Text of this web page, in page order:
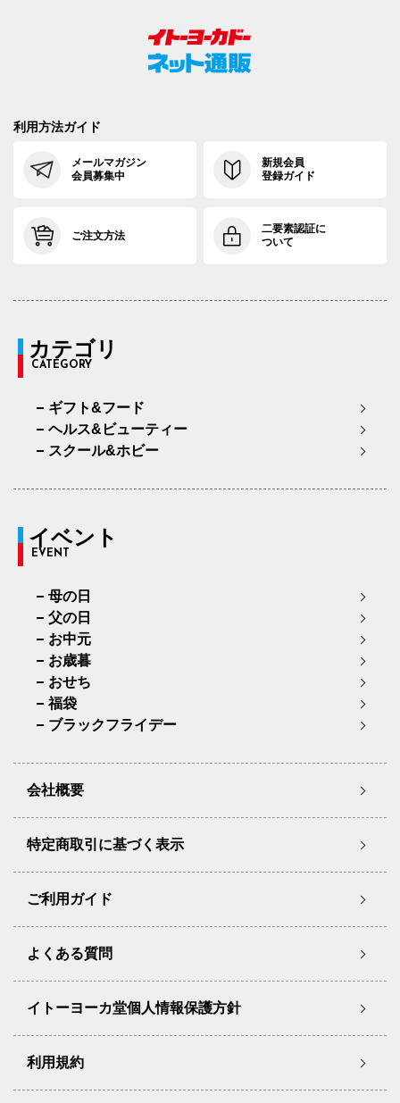
利用方法ガイド
メールマガジン
会員募集中
新規会員
登録ガイド
ご注文方法
二要素認証に
ついて
カテゴリ
CATEGORY
ギフト&フード
ヘルス&ビューティー
スクール&ホビー
イベント
EVENT
母の日
父の日
お中元
お歳暮
おせち
福袋
ブラックフライデー
会社概要
特定商取引に基づく表示
ご利用ガイド
よくある質問
イトーヨーカ堂個人情報保護方針
利用規約